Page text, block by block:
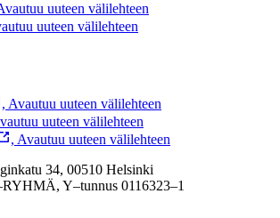
uuteen välilehteen
uuteen välilehteen
, Avautuu uuteen välilehteen
uuteen välilehteen
, Avautuu uuteen välilehteen
34, 00510 Helsinki
Y–tunnus 0116323–1